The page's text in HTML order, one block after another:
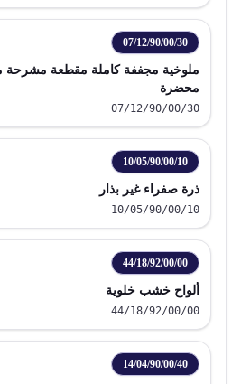
07/12/90/00/30
ملوخية مجففة كاملة مقطعة مشرحة
محضرة
07/12/90/00/30
10/05/90/00/10
ذرة صفراء غير بذار
10/05/90/00/10
44/18/92/00/00
ألواح خشب خلوية
44/18/92/00/00
14/04/90/00/40